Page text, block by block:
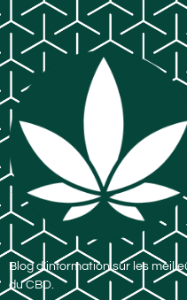
Blog d’information sur les
du CBD.